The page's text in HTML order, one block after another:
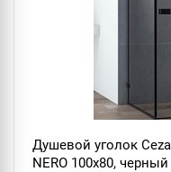
Душевой уголок
NERO 100x80,